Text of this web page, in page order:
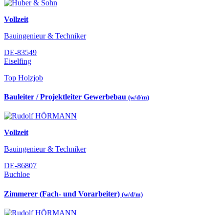
Vollzeit
Bauingenieur & Techniker
DE-83549
Eiselfing
Top Holzjob
Bauleiter / Projektleiter Gewerbebau (w/d/m)
Vollzeit
Bauingenieur & Techniker
DE-86807
Buchloe
Zimmerer (Fach- und Vorarbeiter) (w/d/m)